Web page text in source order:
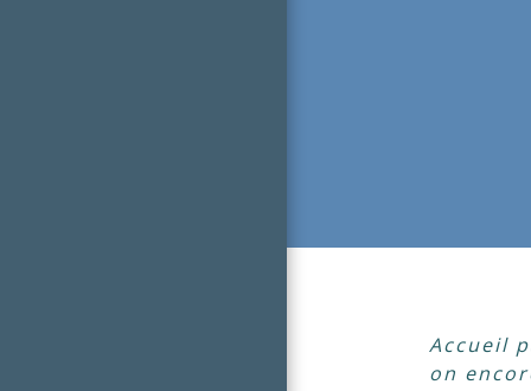
Accueil
on